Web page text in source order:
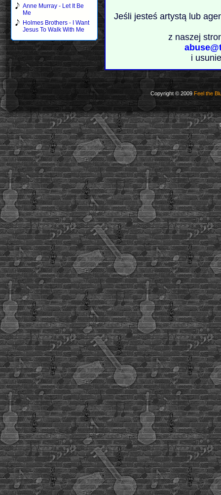
Anne Murray - Let It Be
Me
Holmes Brothers - I Want
Jesus To Walk With Me
Jeśli jesteś artystą lub
z naszej
i
Copyright © 2009 Feel the